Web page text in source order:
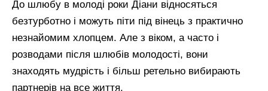
До шлюбу в молоді роки Діани відносяться
безтурботно і можуть піти під вінець з практично
незнайомим хлопцем. Але з віком, а часто і
розводами після шлюбів молодості, вони
знаходять мудрість і більш ретельно вибирають
партнерів на все життя.